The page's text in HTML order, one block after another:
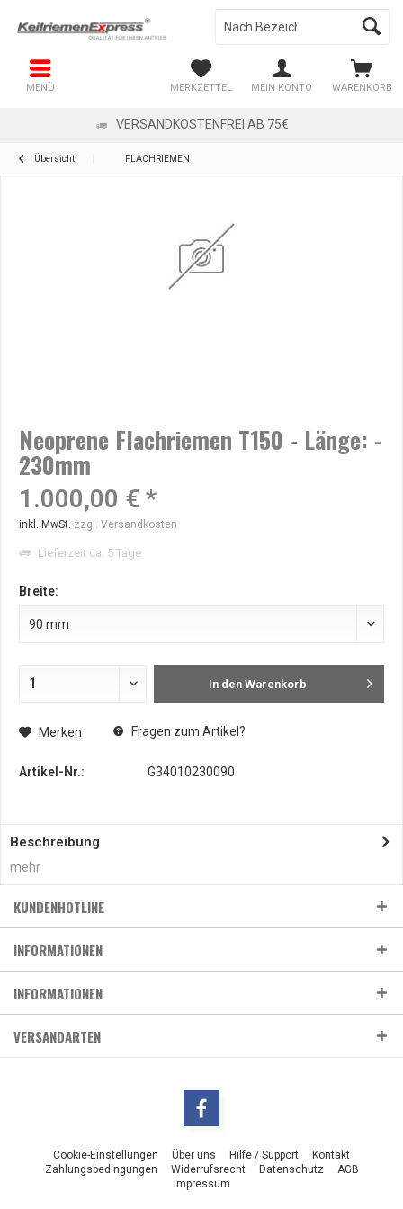
VERSANDKOSTENFREI AB 75€
WARENKORB
MERKZETTEL MEIN KONTO
MENÜ
Übersicht FLACHRIEMEN
Neoprene Flachriemen T150 - Länge: -
230mm
1.000,00 € *
inkl. MwSt. zzgl. Versandkosten
Lieferzeit ca. 5 Tage
Breite:
In den Warenkorb
Merken Fragen zum Artikel?
Artikel-Nr.: G34010230090
Beschreibung
mehr
KUNDENHOTLINE
INFORMATIONEN
INFORMATIONEN
VERSANDARTEN
Cookie-Einstellungen Über uns Hilfe / Support
Kontakt
Zahlungsbedingungen
Widerrufsrecht Datenschutz
AGB
Impressum